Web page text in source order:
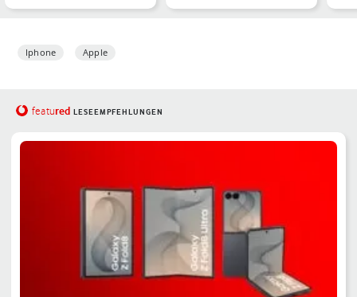
unterscheidet die
solltest Du kennen
Iphone Apple
featured LESEEMPFEHLUNGEN